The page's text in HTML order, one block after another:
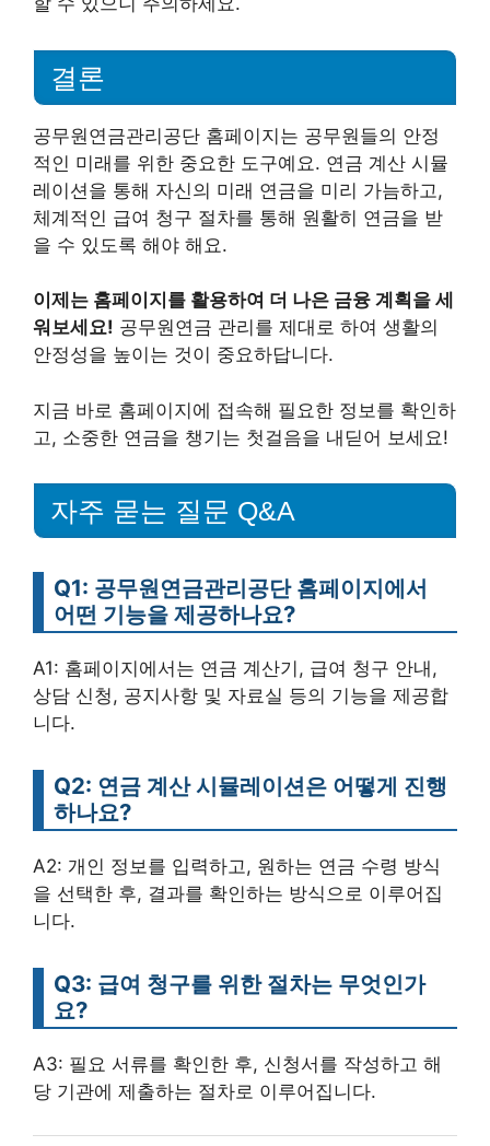
결론
공무원연금관리공단 홈페이지는 공무원들의 안정
적인 미래를 위한 중요한 도구예요. 연금 계산 시뮬
레이션을 통해 자신의 미래 연금을 미리 가늠하고,
체계적인 급여 청구 절차를 통해 원활히 연금을 받
을 수 있도록 해야 해요.
이제는 홈페이지를 활용하여 더 나은 금융 계획을 세
워보세요! 공무원연금 관리를 제대로 하여 생활의
안정성을 높이는 것이 중요하답니다.
지금 바로 홈페이지에 접속해 필요한 정보를 확인하
고, 소중한 연금을 챙기는 첫걸음을 내딛어 보세요!
자주 묻는 질문 Q&A
Q1: 공무원연금관리공단 홈페이지에서
어떤 기능을 제공하나요?
A1: 홈페이지에서는 연금 계산기, 급여 청구 안내,
상담 신청, 공지사항 및 자료실 등의 기능을 제공합
니다.
Q2: 연금 계산 시뮬레이션은 어떻게 진행
하나요?
A2: 개인 정보를 입력하고, 원하는 연금 수령 방식
을 선택한 후, 결과를 확인하는 방식으로 이루어집
니다.
Q3: 급여 청구를 위한 절차는 무엇인가
요?
A3: 필요 서류를 확인한 후, 신청서를 작성하고 해
당 기관에 제출하는 절차로 이루어집니다.